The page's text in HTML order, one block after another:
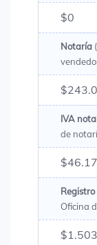
$0
Notaría
IVA
de
Registro
Oficina